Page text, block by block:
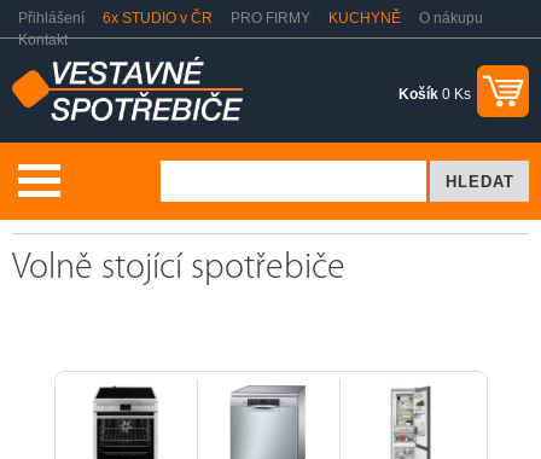
Přihlášení 6x STUDIO v ČR PRO FIRMY KUCHYNĚ
O nákupu
Kontakt
Košík 0 Ks
Volně stojící spotřebiče